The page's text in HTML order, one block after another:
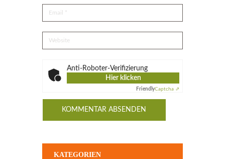
Anti-Roboter-Verifizierung
Hier klicken
FriendlyCaptcha ⇗
KATEGORIEN